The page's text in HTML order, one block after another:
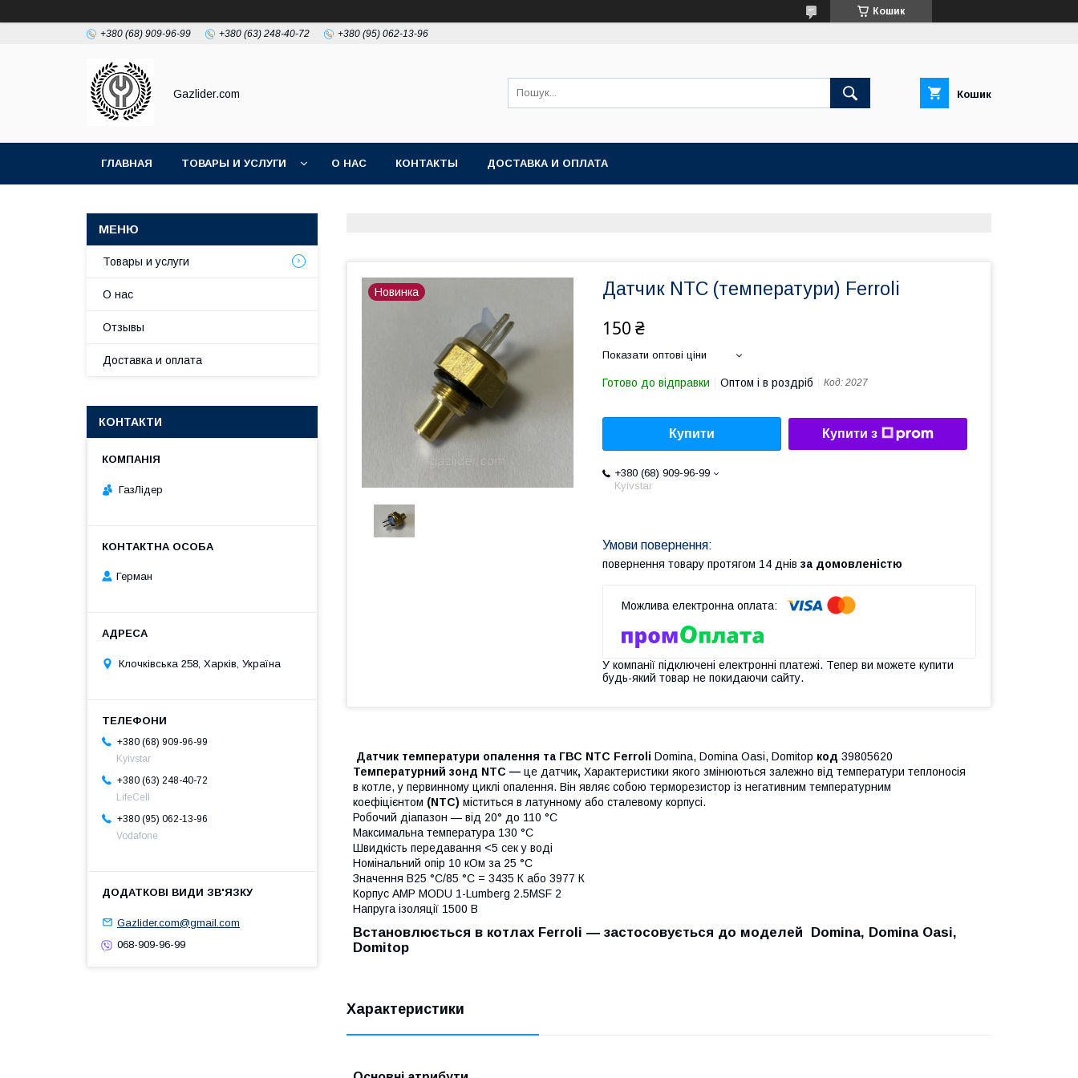
Кошик
+380 (68) 909-96-99 +380 (63) 248-40-72 +380 (95) 062-13-96
Gazlider.com Кошик
ГЛАВНАЯ ТОВАРЫ И УСЛУГИ О НАС КОНТАКТЫ ДОСТАВКА И ОПЛАТА
Новинка Датчик NTC (температури) Ferroli
150 ₴
Показати оптові ціни
Готово до відправки Оптом і в роздріб Код: 2027
Купити Купити з
+380 (68) 909-96-99
Kyivstar
повернення товару протягом 14 днів за домовленістю
У компанії підключені електронні платежі. Тепер ви можете купити
будь-який товар не покидаючи сайту.
Датчик температури опалення та ГВС NTC Ferroli Domina, Domina Oasi, Domitop код 39805620
Температурний зонд NTC — це датчик, Характеристики якого змінюються залежно від температури теплоносія
в котле, у первинному циклі опалення. Він являє собою терморезистор із негативним температурним
коефіцієнтом (NTC) міститься в латунному або сталевому корпусі.
Робочий діапазон — від 20° до 110 °C
Максимальна температура 130 °C
Швидкість передавання <5 сек у воді
Номінальний опір 10 кОм за 25 °C
Значення B25 °C/85 °C = 3435 К або 3977 К
Корпус AMP MODU 1-Lumberg 2.5MSF 2
Напруга ізоляції 1500 В
Встановлюється в котлах Ferroli ― застосовується до моделей Domina, Domina Oasi,
Domitop
Характеристики
Товары и услуги
О нас
Отзывы
Доставка и оплата
КОНТАКТИ
ГазЛiдер
Герман
Клочкiвська 258, Харків, Україна
+380 (68) 909-96-99
Kyivstar
+380 (63) 248-40-72
LifeCell
+380 (95) 062-13-96
Vodafone
Gazlider.com@gmail.com
068-909-96-99